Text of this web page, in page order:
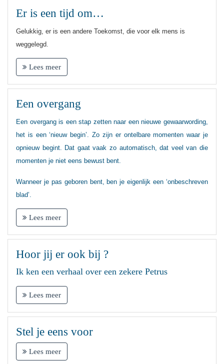
Er is een tijd om…
Gelukkig, er is een andere Toekomst, die voor elk mens is
weggelegd.
Lees meer
Een overgang
Een overgang is een stap zetten naar een nieuwe gewaarwording,
het is een ‘nieuw begin’. Zo zijn er ontelbare momenten waar je
opnieuw begint. Dat gaat vaak zo automatisch, dat veel van die
momenten je niet eens bewust bent.
Wanneer je pas geboren bent, ben je eigenlijk een ‘onbeschreven
blad’.
Lees meer
Hoor jij er ook bij ?
Ik ken een verhaal over een zekere Petrus
Lees meer
Stel je eens voor
Lees meer